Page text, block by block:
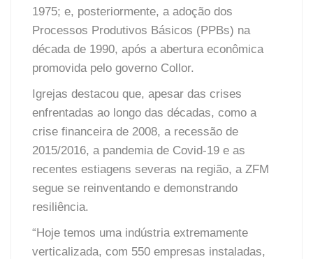
1975; e, posteriormente, a adoção dos
Processos Produtivos Básicos (PPBs) na
década de 1990, após a abertura econômica
promovida pelo governo Collor.
Igrejas destacou que, apesar das crises
enfrentadas ao longo das décadas, como a
crise financeira de 2008, a recessão de
2015/2016, a pandemia de Covid-19 e as
recentes estiagens severas na região, a ZFM
segue se reinventando e demonstrando
resiliência.
“Hoje temos uma indústria extremamente
verticalizada, com 550 empresas instaladas,